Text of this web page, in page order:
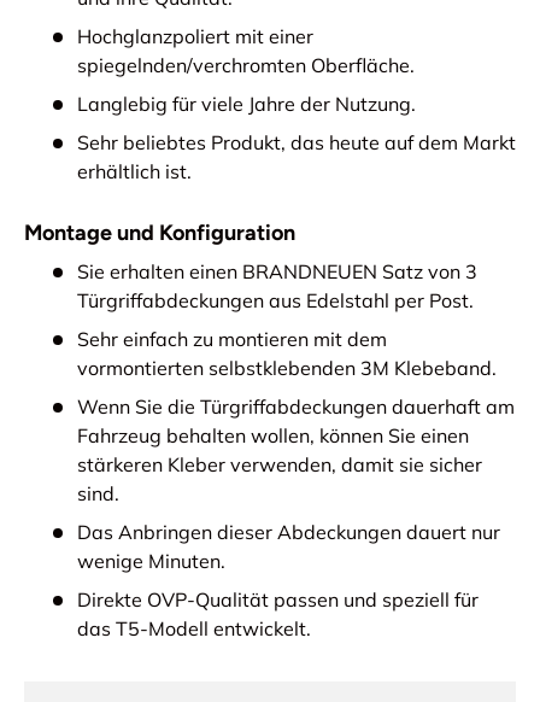
Hochglanzpoliert mit einer
spiegelnden/verchromten Oberfläche.
Langlebig für viele Jahre der Nutzung.
Sehr beliebtes Produkt, das heute auf dem Markt
erhältlich ist.
Montage und Konfiguration
Sie erhalten einen BRANDNEUEN Satz von 3
Türgriffabdeckungen aus Edelstahl per Post.
Sehr einfach zu montieren mit dem
vormontierten selbstklebenden 3M Klebeband.
Wenn Sie die Türgriffabdeckungen dauerhaft am
Fahrzeug behalten wollen, können Sie einen
stärkeren Kleber verwenden, damit sie sicher
sind.
Das Anbringen dieser Abdeckungen dauert nur
wenige Minuten.
Direkte OVP-Qualität passen und speziell für
das T5-Modell entwickelt.